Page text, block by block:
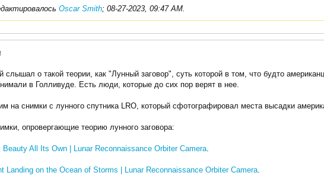
Oscar Smith; 08-27-2023, 09:47 AM.
слышал о такой теории, как "Лунный заговор", суть которой в том, что будто
в Голливуде. Есть люди, которые до сих пор верят в нее.
на снимки с лунного спутника LRO, который сфотографировал места высадки
опровергающие теорию лунного заговора:
Beauty All Its Own | Lunar Reconnaissance Orbiter Camera.
Landing on the Ocean of Storms | Lunar Reconnaissance Orbiter Camera.